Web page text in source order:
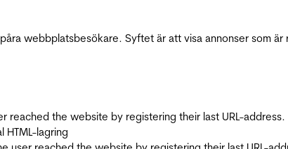
webbplatsbesökare. Syftet är att visa annonser som
reached the website by registering their last URL-address.
HTML-lagring